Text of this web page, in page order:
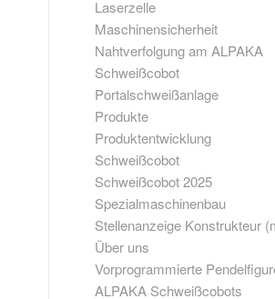
Laserzelle
Maschinensicherheit
Nahtverfolgung am ALPAKA
Schweißcobot
Portalschweißanlage
Produkte
Produktentwicklung
Schweißcobot
Schweißcobot 2025
Spezialmaschinenbau
Stellenanzeige Konstrukteur
Über uns
Vorprogrammierte
ALPAKA Schweißcobots